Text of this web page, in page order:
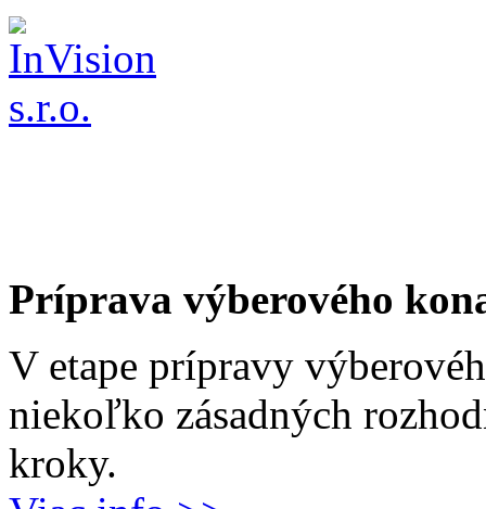
Príprava výberového
V etape prípravy
niekoľko zásadných
kroky.